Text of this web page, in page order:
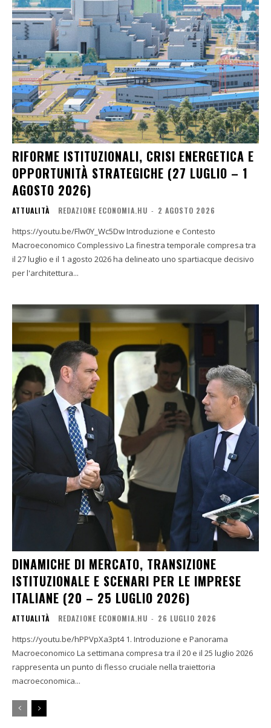
RIFORME ISTITUZIONALI, CRISI ENERGETICA E
OPPORTUNITÀ STRATEGICHE (27 LUGLIO – 1
AGOSTO 2026)
ATTUALITÀ REDAZIONE ECONOMIA.HU - 2 AGOSTO 2026
https://youtu.be/Flw0Y_Wc5Dw Introduzione e Contesto
Macroeconomico Complessivo La finestra temporale compresa tra
il 27 luglio e il 1 agosto 2026 ha delineato uno spartiacque decisivo
per l'architettura...
DINAMICHE DI MERCATO, TRANSIZIONE
ISTITUZIONALE E SCENARI PER LE IMPRESE
ITALIANE (20 – 25 LUGLIO 2026)
ATTUALITÀ REDAZIONE ECONOMIA.HU - 26 LUGLIO 2026
https://youtu.be/hPPVpXa3pt4 1. Introduzione e Panorama
Macroeconomico La settimana compresa tra il 20 e il 25 luglio 2026
rappresenta un punto di flesso cruciale nella traiettoria
macroeconomica...